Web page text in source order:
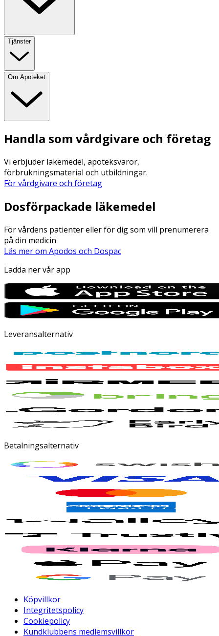
Tjänster
Om Apoteket
Handla som vårdgivare och företag
Vi erbjuder läkemedel, apoteksvaror,
förbrukningsmaterial och utbildningar.
För vårdgivare och företag
Dosförpackade läkemedel
För vårdens patienter eller för dig som vill prenumerera
på din medicin
Läs mer om Apodos och Dospac
Ladda ner vår app
Leveransalternativ
Betalningsalternativ
Köpvillkor
Integritetspolicy
Cookiepolicy
Kundklubbens medlemsvillkor